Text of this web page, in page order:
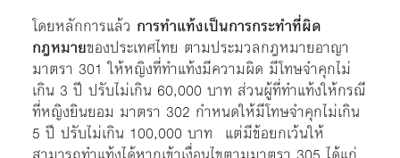
โดยหลักการแล้ว การทำแท้งเป็นการกระทำที่ผิด
กฎหมายของประเทศไทย ตามประมวลกฎหมายอาญา
มาตรา 301 ให้หญิงที่ทำแท้งมีความผิด มีโทษจำคุกไม่
เกิน 3 ปี ปรับไม่เกิน 60,000 บาท ส่วนผู้ที่ทำแท้งให้กรณี
ที่หญิงยินยอม มาตรา 302 กำหนดให้มีโทษจำคุกไม่เกิน
5 ปี ปรับไม่เกิน 100,000 บาท แต่มีข้อยกเว้นให้